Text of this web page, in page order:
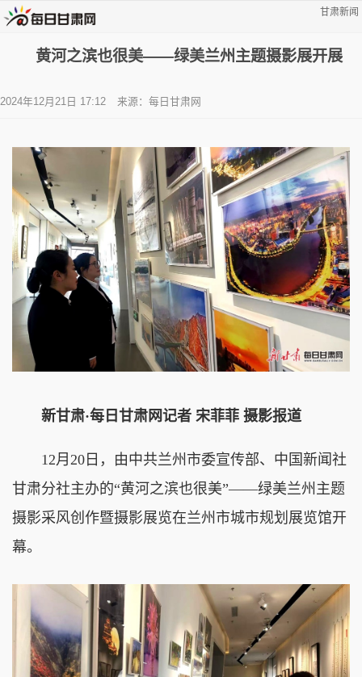
甘肃新闻
黄河之滨也很美——绿美兰州主题摄影展开展
2024年12月21日 17:12 来源：每日甘肃网
新甘肃·每日甘肃网记者 宋菲菲 摄影报道
12月20日，由中共兰州市委宣传部、中国新闻社
甘肃分社主办的“黄河之滨也很美”——绿美兰州主题
摄影采风创作暨摄影展览在兰州市城市规划展览馆开
幕。